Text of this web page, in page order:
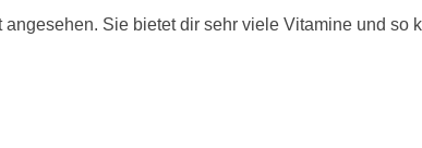
Sie bietet dir sehr viele Vitamine und so